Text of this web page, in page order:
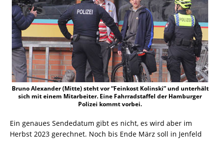
Bruno Alexander (Mitte) steht vor “Feinkost Kolinski” und unterhält
sich mit einem Mitarbeiter. Eine Fahrradstaffel der Hamburger
Polizei kommt vorbei.
Ein genaues Sendedatum gibt es nicht, es wird aber im
Herbst 2023 gerechnet. Noch bis Ende März soll in Jenfeld